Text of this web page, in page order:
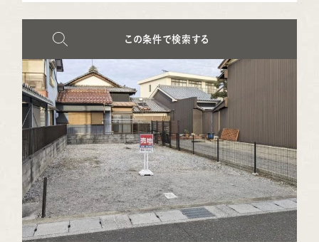
この条件で検索する